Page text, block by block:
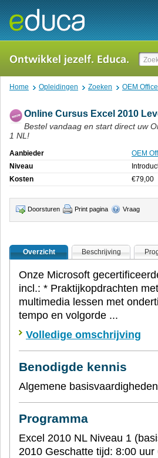
Home Opleidingen Zoeken OEM
Online Cursus Excel 2010
Bestel vandaag en start direct uw
1 NL!
Aanbieder
OEM
Niveau
Kosten
€79,00
Doorsturen Print pagina Vraag
Overzicht
Onze Microsoft
incl.: * Praktijkopdrachten
multimedia lessen met
tempo en volgorde ...
Volledige omschrijving
Benodigde kennis
Algemene
Programma
Excel 2010 NL Niveau 1
2010 Geschatte tijd: 8:00
Beschrijving